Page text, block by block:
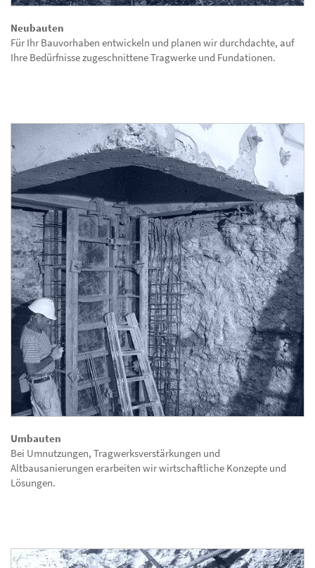
Neubauten
Für Ihr Bauvorhaben entwickeln und planen wir durchdachte, auf
Ihre Bedürfnisse zugeschnittene Tragwerke und Fundationen.
Umbauten
Bei Umnutzungen, Tragwerksverstärkungen und
Altbausanierungen erarbeiten wir wirtschaftliche Konzepte und
Lösungen.